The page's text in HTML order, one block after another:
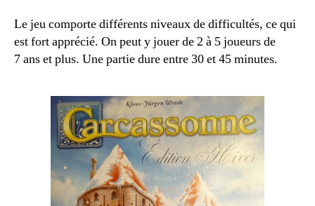
Le jeu comporte différents niveaux de difficultés, ce qui
est fort apprécié. On peut y jouer de 2 à 5 joueurs de
7 ans et plus. Une partie dure entre 30 et 45 minutes.